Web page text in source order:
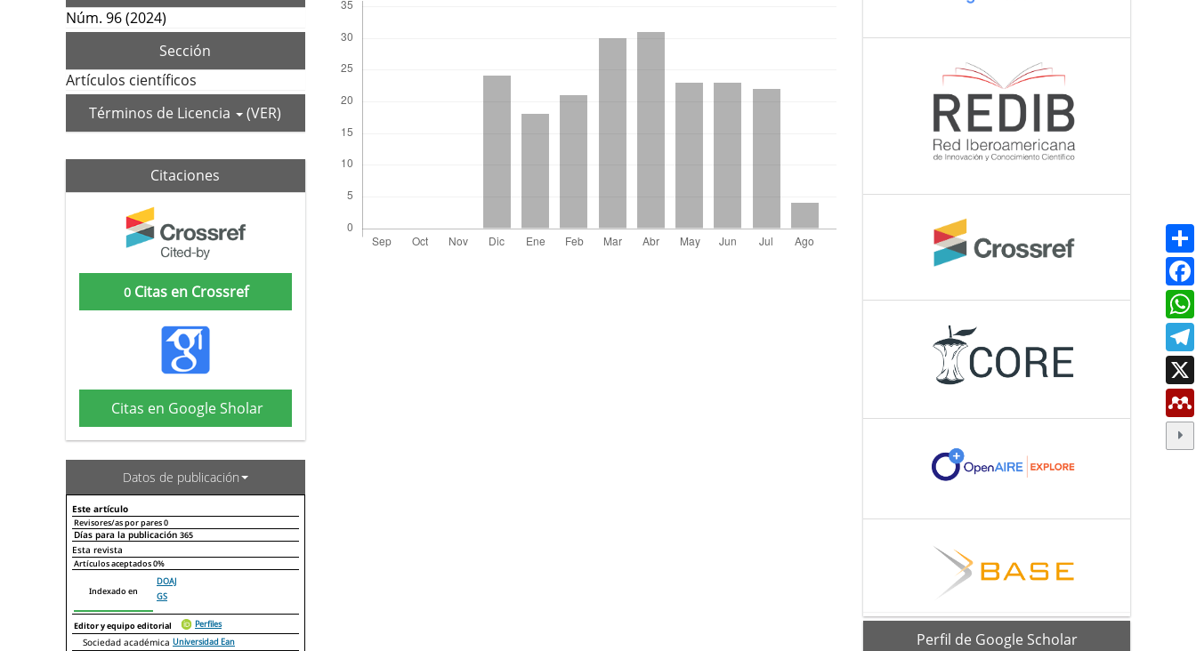
Núm. 96 (2024)
Sección
Artículos científicos
Términos de Licencia
(VER)
Citaciones
0Citas en Crossref
Citas en Google Sholar
Datos de publicación
Este artículo
Revisores/as por pares0
Días para la publicación 365
Declaraciones de autoría
Esta revista
Artículos aceptados0%
Indexado en
DOAJ
GS
Editor y equipo editorial Perfiles
Sociedad académica Universidad Ean
scholarPerfil de Google Scholar